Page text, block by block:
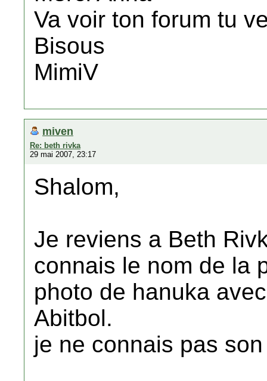
Va voir ton forum tu
Bisous
MimiV
miven
Re: beth rivka
29 mai 2007, 23:17
Shalom,
Je reviens a Beth
connais le nom de la
photo de hanuka
Abitbol.
je ne connais pas